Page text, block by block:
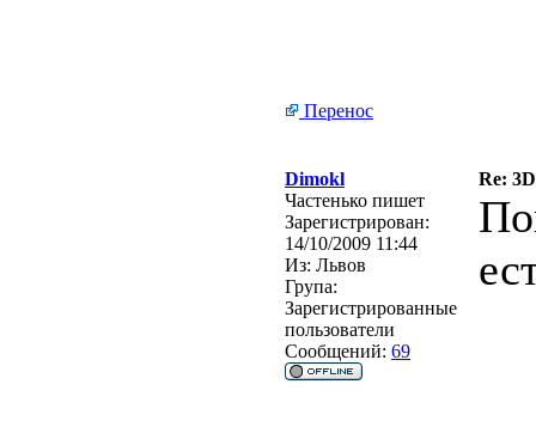
Перенос
Dimokl
Re:
Частенько пишет
Зарегистрирован:
14/10/2009 11:44
Из: Львов
Група:
Зарегистрированные
пользователи
Сообщений: 69